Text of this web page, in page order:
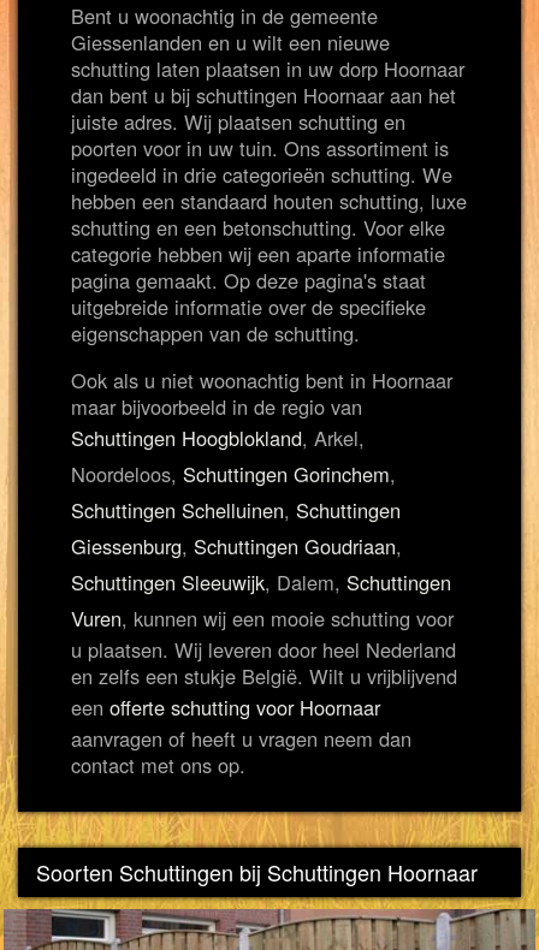
Bent u woonachtig in de gemeente
Giessenlanden en u wilt een nieuwe
schutting laten plaatsen in uw dorp Hoornaar
dan bent u bij schuttingen Hoornaar aan het
juiste adres. Wij plaatsen schutting en
poorten voor in uw tuin. Ons assortiment is
ingedeeld in drie categorieën schutting. We
hebben een standaard houten schutting, luxe
schutting en een betonschutting. Voor elke
categorie hebben wij een aparte informatie
pagina gemaakt. Op deze pagina's staat
uitgebreide informatie over de specifieke
eigenschappen van de schutting.
Ook als u niet woonachtig bent in Hoornaar
maar bijvoorbeeld in de regio van
Schuttingen Hoogblokland, Arkel,
Noordeloos, Schuttingen Gorinchem,
Schuttingen Schelluinen, Schuttingen
Giessenburg, Schuttingen Goudriaan,
Schuttingen Sleeuwijk, Dalem, Schuttingen
Vuren, kunnen wij een mooie schutting voor
u plaatsen. Wij leveren door heel Nederland
en zelfs een stukje België. Wilt u vrijblijvend
een offerte schutting voor Hoornaar
aanvragen of heeft u vragen neem dan
contact met ons op.
Soorten Schuttingen bij Schuttingen Hoornaar